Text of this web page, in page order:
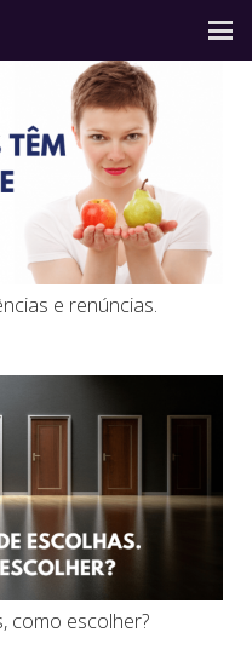
e renúncias.
como escolher?